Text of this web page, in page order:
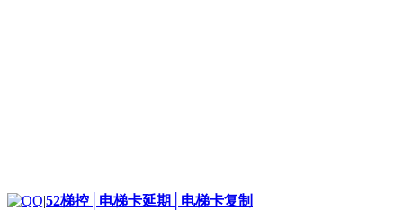
|52梯控│电梯卡延期│电梯卡复制